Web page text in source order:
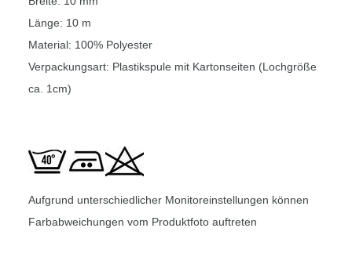
Länge: 10 m
Material: 100% Polyester
Verpackungsart: Plastikspule mit Kartonseiten (Lochgröße
ca. 1cm)
Aufgrund unterschiedlicher Monitoreinstellungen können
Farbabweichungen vom Produktfoto auftreten